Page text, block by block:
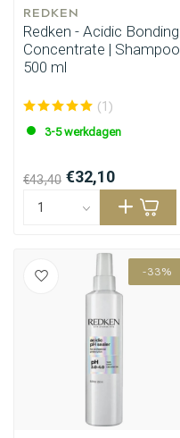
REDKEN
Redken - Acidic Bonding
Concentrate | Shampoo
500 ml
(1)
3-5 werkdagen
€43,40 €32,10
-33%